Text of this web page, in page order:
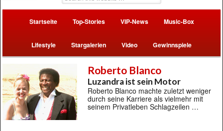
Startseite Top-Stories VIP-News Music-Box
Lifestyle Stargalerien Video Gewinnspiele
Roberto Blanco
Luzandra ist sein Motor
Roberto Blanco machte zuletzt weniger
durch seine Karriere als vielmehr mit
seinem Privatleben Schlagzeilen …